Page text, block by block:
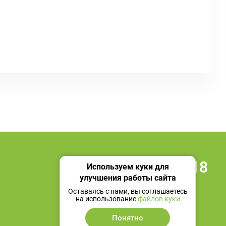
+7 495 419 18 18
Используем куки для
улучшения работы сайта
Оставаясь с нами, вы соглашаетесь
на использованиефайлов куки
Понятно